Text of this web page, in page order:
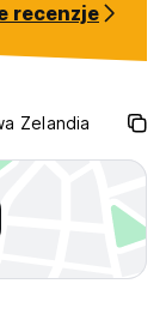
recenzje
Zelandia